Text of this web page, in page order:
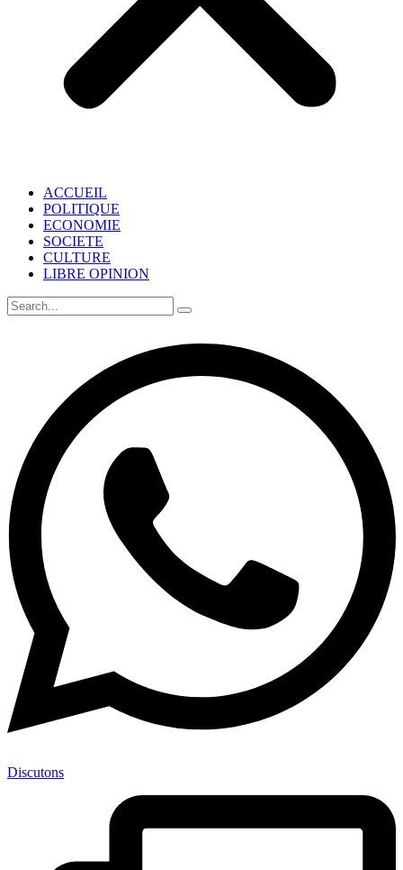
ACCUEIL
POLITIQUE
ECONOMIE
SOCIETE
CULTURE
LIBRE OPINION
Discutons